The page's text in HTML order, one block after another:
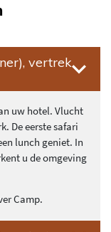
vertrek
uw hotel. Vlucht
De eerste safari
lunch geniet. In
u de omgeving
Camp.